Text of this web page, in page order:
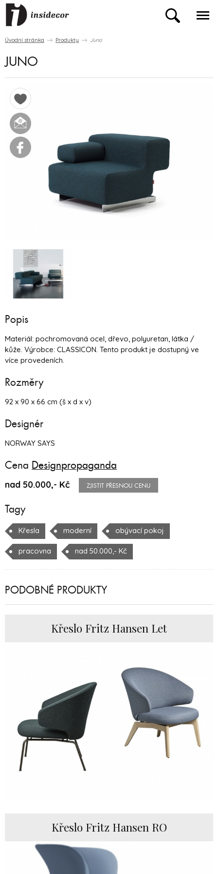
Úvodní stránka Produkty Juno
JUNO
Popis
Materiál: pochromovaná ocel, dřevo, polyuretan, látka /
kůže. Výrobce: CLASSICON. Tento produkt je dostupný ve
více provedeních.
Rozměry
92 x 90 x 66 cm (š x d x v)
Designér
NORWAY SAYS
Cena Designpropaganda
nad 50.000,- Kč ZJISTIT PŘESNOU CENU
Tagy
Křesla moderní obývací pokoj
pracovna nad 50.000,- Kč
PODOBNÉ PRODUKTY
Křeslo Fritz Hansen Let
Křeslo Fritz Hansen RO